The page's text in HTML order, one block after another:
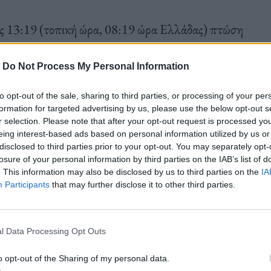
Do Not Process My Personal Information
opt-out of the sale, sharing to third parties, or processing of your
for targeted advertising by us, please use the below opt-out
selection. Please note that after your opt-out request is processed
interest-based ads based on personal information utilized by us
to third parties prior to your opt-out. You may separately
of your personal information by third parties on the IAB’s list of
This information may also be disclosed by us to third parties on the
Participants that may further disclose it to other third parties.
Data Processing Opt Outs
opt-out of the Sharing of my personal data.
13:19 (τοπική ώρα, 08:19 ώρα Ελλάδας) πτώση
εταιρεία μικροεπεξεργαστών TSMC έχανε
8,09% στις 2.459,81 μονάδες, με τις
του χρηματιστηρίου για να περιοριστεί η
του Ιουλίου στις ΗΠΑείδε τις αγορές να
να μειώσει τα επιτόκια τον Σεπτέμβριο, αλλά
το Reuters.